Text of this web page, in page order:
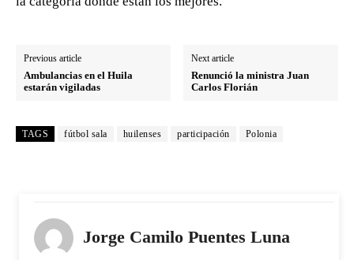
Previous article
Ambulancias en el Huila
estarán vigiladas
Next article
Renunció la ministra Juan
Carlos Florián
TAGS fútbol sala huilenses participación Polonia
Jorge Camilo Puentes Luna